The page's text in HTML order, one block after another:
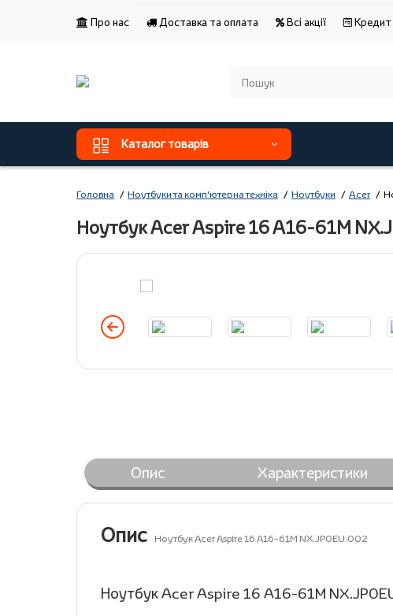
Про нас Доставка та оплата Всі акції Кредит
Каталог товарів
Головна Ноутбуки та комп'ютерна техніка Ноутбуки Acer
Ноутбук Acer Aspire 16 A16-61M
Опис Характеристики
Опис Ноутбук Acer Aspire 16 A16-61M NX.JP0EU.002
Ноутбук Acer Aspire 16 A16-61M